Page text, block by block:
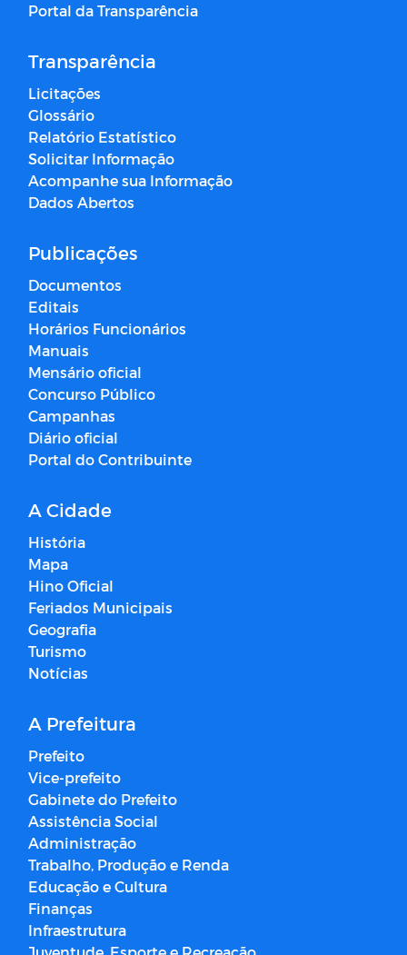
Portal da Transparência
Transparência
Licitações
Glossário
Relatório Estatístico
Solicitar Informação
Acompanhe sua Informação
Dados Abertos
Publicações
Documentos
Editais
Horários Funcionários
Manuais
Mensário oficial
Concurso Público
Campanhas
Diário oficial
Portal do Contribuinte
A Cidade
História
Mapa
Hino Oficial
Feriados Municipais
Geografia
Turismo
Notícias
A Prefeitura
Prefeito
Vice-prefeito
Gabinete do Prefeito
Assistência Social
Administração
Trabalho, Produção e Renda
Educação e Cultura
Finanças
Infraestrutura